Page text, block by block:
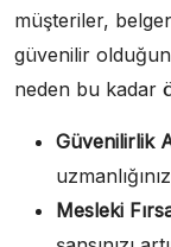
müşteriler,
güvenilir
neden bu kadar
Güvenilirlik
Mesleki